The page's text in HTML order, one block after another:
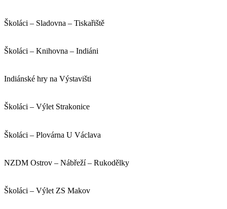
Školáci – Sladovna – Tiskařiště
Školáci – Knihovna – Indiáni
Indiánské hry na Výstavišti
Školáci – Výlet Strakonice
Školáci – Plovárna U Václava
NZDM Ostrov – Nábřeží – Rukodělky
Školáci – Výlet ZS Makov